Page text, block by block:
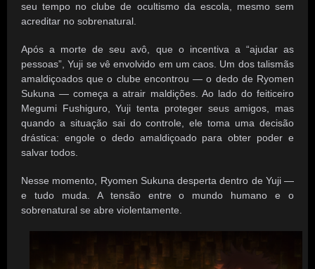
seu tempo no clube de ocultismo da escola, mesmo sem
acreditar no sobrenatural.
Após a morte de seu avô, que o incentiva a “ajudar as
pessoas”, Yuji se vê envolvido em um caos. Um dos talismãs
amaldiçoados que o clube encontrou — o dedo de Ryomen
Sukuna — começa a atrair maldições. Ao lado do feiticeiro
Megumi Fushiguro, Yuji tenta proteger seus amigos, mas
quando a situação sai do controle, ele toma uma decisão
drástica: engole o dedo amaldiçoado para obter poder e
salvar todos.
Nesse momento, Ryomen Sukuna desperta dentro de Yuji —
e tudo muda. A tensão entre o mundo humano e o
sobrenatural se abre violentamente.